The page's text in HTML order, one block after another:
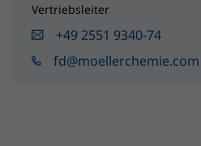
Vertriebsleiter
+49 2551 9340-74
fd@moellerchemie.com